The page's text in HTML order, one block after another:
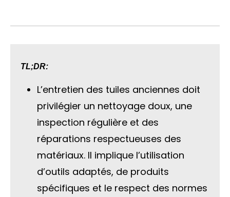
TL;DR:
L’entretien des tuiles anciennes doit
privilégier un nettoyage doux, une
inspection régulière et des
réparations respectueuses des
matériaux. Il implique l’utilisation
d’outils adaptés, de produits
spécifiques et le respect des normes